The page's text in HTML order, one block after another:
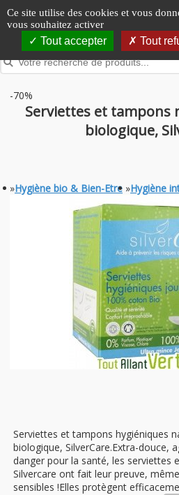
Panneau de gestion des cookies
Ce site utilise des cookies et vous
vous souhaitez activer
Tout accepter Tout
-70%
Serviettes et tampons
biologique,
»Hygiène bio & Bien-Etre »Hygiène
Serviettes et tampons hygiéniques
biologique, SilverCare.Extra-douce,
danger pour la santé, les serviettes
Silvercare ont fait leur preuve,
sensibles !Elles protègent